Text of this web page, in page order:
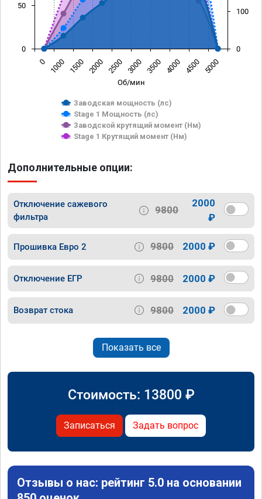
Об/мин
Заводская мощность (лс)
Stage 1 Мощность (лс)
Заводской крутящий момент (Нм)
Stage 1 Крутящий момент (Нм)
0 1000 1500 2000 2500 3000 3500 4000 4500 5000
0
50
0
100
Дополнительные опции:
Отключение сажевого
фильтра
9800
2000
₽
Прошивка Евро 2 9800 2000 ₽
Отключение ЕГР 9800 2000 ₽
Возврат стока 9800 2000 ₽
Показать все
Стоимость: 13800 ₽
Записаться Задать вопрос
Отзывы о нас: рейтинг 5.0 на основании